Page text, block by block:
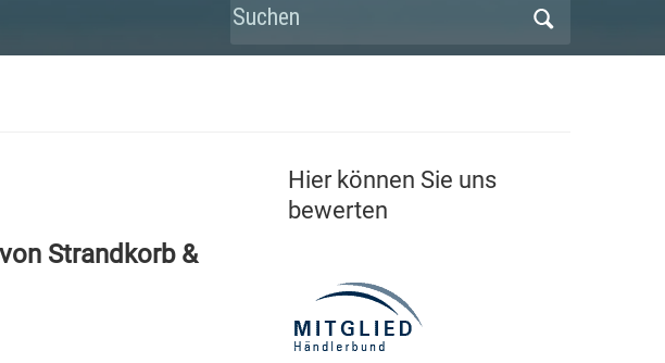
Search
for:
Strandkorb &
Hier können Sie uns
bewerten